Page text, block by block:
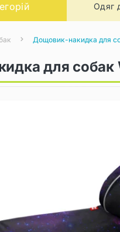
Одяг
Дощовик-накидка для
для собак